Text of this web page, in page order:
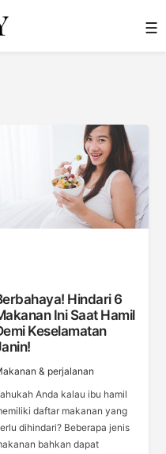
☰
Hindari 6
Ini Saat Hamil
Keselamatan
& perjalanan
Anda kalau ibu hamil
daftar makanan yang
dihindari? Beberapa jenis
bahkan dapat